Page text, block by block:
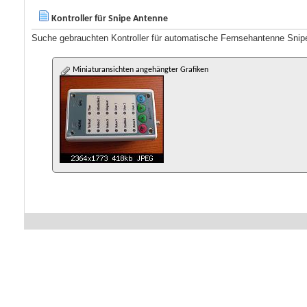
Kontroller für Snipe Antenne
Suche gebrauchten Kontroller für automatische Fernsehantenne
Miniaturansichten angehängter Grafiken